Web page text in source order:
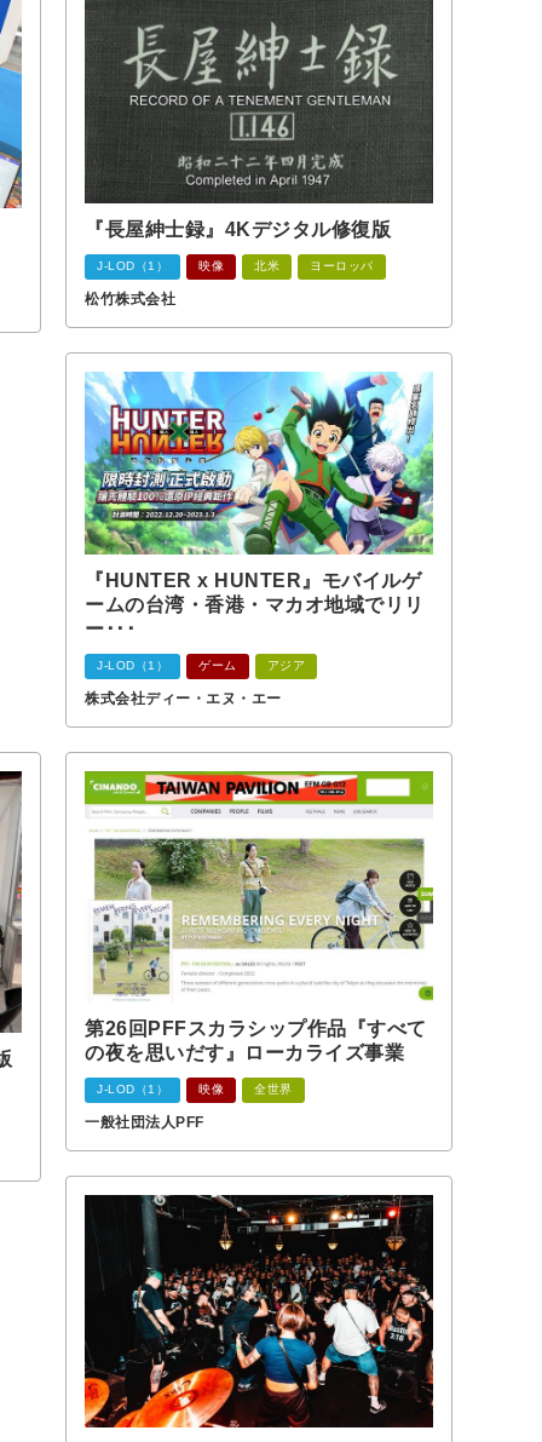
『長屋紳士録』4Kデジタル修復版
J-LOD（1） 映像 北米 ヨーロッパ
松竹株式会社
『HUNTER x HUNTER』モバイルゲ
ームの台湾・香港・マカオ地域でリリ
ー･･･
J-LOD（1） ゲーム アジア
株式会社ディー・エヌ・エー
第26回PFFスカラシップ作品『すべて
の夜を思いだす』ローカライズ事業
J-LOD（1） 映像 全世界
一般社団法人PFF